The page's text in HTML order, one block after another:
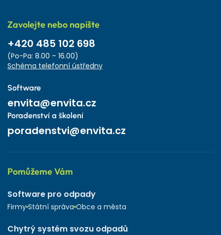
Zavolejte nebo napište
+420 485 102 698
(Po-Pa: 8.00 – 16.00)
Schéma telefonní ústředny
Software
envita@envita.cz
Poradenství a školení
poradenstvi@envita.cz
Pomůžeme Vám
Software pro odpady
Firmy Státní správa Obce a města
Chytrý systém svozu odpadů